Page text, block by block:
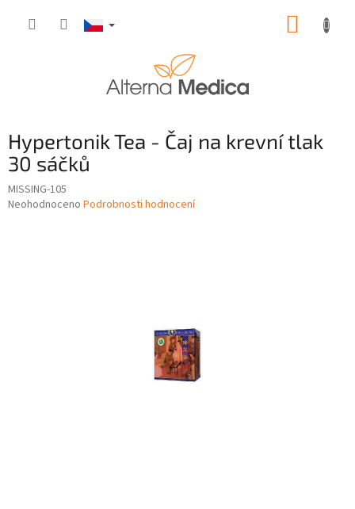
Hypertonik Tea - Čaj na krevní tlak
30 sáčků
MISSING-105
Průměrné
Neohodnoceno Podrobnosti hodnocení